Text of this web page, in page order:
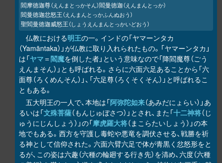
閻摩徳迦尊（えんまとっかそん）閻曼徳迦（えんまんとっか）
閻曼徳迦忿怒王（えんまんとっかふんぬおう）
聖閻曼徳迦威怒王（しょうえんまんとっかいどおう）
仏教における明王の一。インドの「ヤマーンタカ
（Yamāntaka）」が仏教に取り入れられたもの。「ヤマーンタカ」
は「ヤマ ＝閻魔を倒した者」という意味なので「降閻魔尊（ごう
えんまそん）」とも呼ばれる。さらに六面六足あることから「六
面尊（ろくめんそん）」、「六足尊（ろくそくそん）」と呼ばれるこ
ともある。
五大明王の一人で、本地は「阿弥陀如来（あみだにょらい）」あ
るいは「文殊菩薩（もんじゅぼさつ）」とされ、また「十二神将（じ
ゅうにじんしょう）」の「摩虎羅大将（まこらたいしょう）」の本
地でもある。西方を守護し毒蛇や悪竜を調伏させる、戦勝を祈
る神として信仰された。六面六臂六足で体が青黒く忿怒形をと
るが、この姿は六趣（六種の輪廻する行き先）を清め、六度（六種